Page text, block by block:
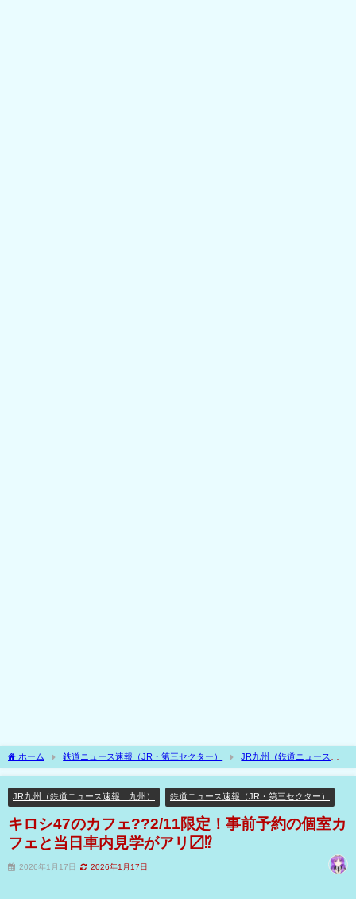
ホーム 鉄道ニュース速報（JR・第三セクター）
JR九州（鉄道ニュース速
報 九州）
キロシ47のカフェ??2/11限定！事前予約の個室カフェと当日車内見学
JR九州（鉄道ニュース速報 九州）
鉄道ニュース速報（JR・第三セクター）
キロシ47のカフェ??2/11限定！事前予約の個室カ
フェと当日車内見学がアリ〼⁉
2026年1月17日 2026年1月17日